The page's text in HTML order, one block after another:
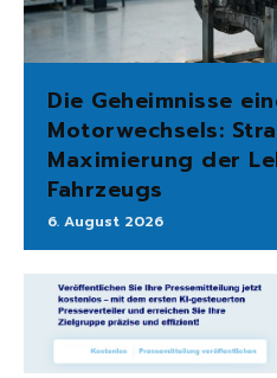
Die Geheimnisse
Motorwechsels:
Maximierung der
Fahrzeugs
6. August 2026